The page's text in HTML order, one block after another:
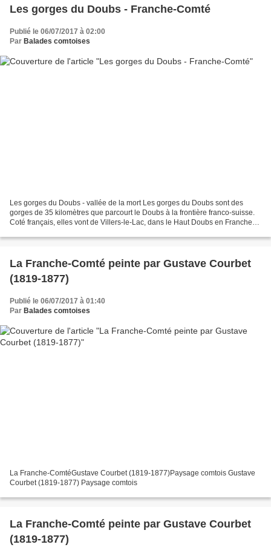
Les gorges du Doubs - Franche-Comté
Publié le 06/07/2017 à 02:00
Par Balades comtoises
Les gorges du Doubs - vallée de la mort Les gorges du Doubs sont des
gorges de 35 kilomètres que parcourt le Doubs à la frontière franco-suisse.
Coté français, elles vont de Villers-le-Lac, dans le Haut Doubs en Franche-
La Franche-Comté peinte par Gustave Courbet
(1819-1877)
Publié le 06/07/2017 à 01:40
Par Balades comtoises
La Franche-ComtéGustave Courbet (1819-1877)Paysage comtois Gustave
Courbet (1819-1877) Paysage comtois
La Franche-Comté peinte par Gustave Courbet
(1819-1877)